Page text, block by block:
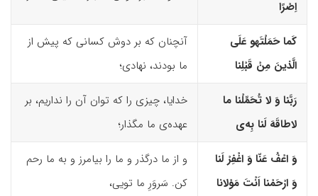
اِصْرًا
کَما حَمَلْتَهو عَلَى
الَّذینَ مِنْ قَبْلِنا
آنچنان که بر دوش کسانی که پیش از
ما بودند، نهادی؛
رَبَّنا وَ لا تُحَمِّلْنا ما
لاطاقَهَ لَنا بِه‌ى
خدایا، چیزی را که توان آن را نداریم، بر
عهده‌ی ما مگذار؛
وَ اعْفُ عَنّا وَ اغْفِرْ لَنا
وَ ارْحَمْنا اَنْتَ مَوْلانا
و از ما درگذر و ما را بیامرز و به ما رحم
کن. سَروَرِ ما تویی،